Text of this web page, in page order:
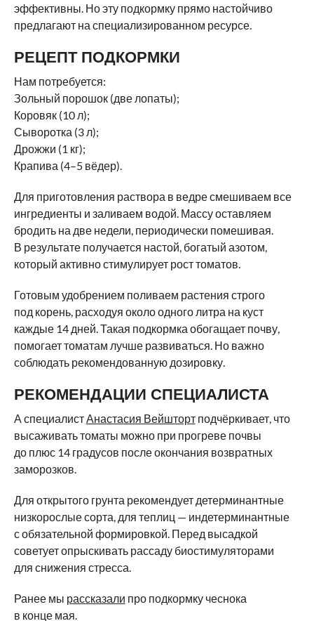
эффективны. Но эту подкормку прямо настойчиво
предлагают на специализированном ресурсе.
РЕЦЕПТ ПОДКОРМКИ
Нам потребуется:
Зольный порошок (две лопаты);
Коровяк (10 л);
Сыворотка (3 л);
Дрожжи (1 кг);
Крапива (4–5 вёдер).
Для приготовления раствора в ведре смешиваем все
ингредиенты и заливаем водой. Массу оставляем
бродить на две недели, периодически помешивая.
В результате получается настой, богатый азотом,
который активно стимулирует рост томатов.
Готовым удобрением поливаем растения строго
под корень, расходуя около одного литра на куст
каждые 14 дней. Такая подкормка обогащает почву,
помогает томатам лучше развиваться. Но важно
соблюдать рекомендованную дозировку.
РЕКОМЕНДАЦИИ СПЕЦИАЛИСТА
А специалистАнастасия Вейштортподчёркивает, что
высаживать томаты можно при прогреве почвы
до плюс 14 градусов после окончания возвратных
заморозков.
Для открытого грунта рекомендует детерминантные
низкорослые сорта, для теплиц — индетерминантные
с обязательной формировкой. Перед высадкой
советует опрыскивать рассаду биостимуляторами
для снижения стресса.
Ранее мы рассказали про подкормку чеснока
в конце мая.